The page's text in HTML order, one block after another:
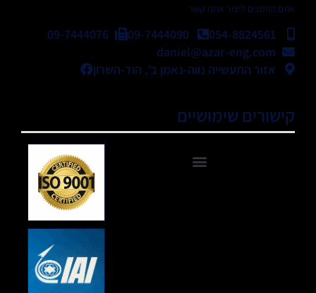
אתם מוזמנים ליצור אתנו קשר
054-8824561
09-7444090
09-7444076
daniel@azar-eng.com
אזור התעשייה נווה-נאמן ב', הוד-השרון
קישורים שימושיים